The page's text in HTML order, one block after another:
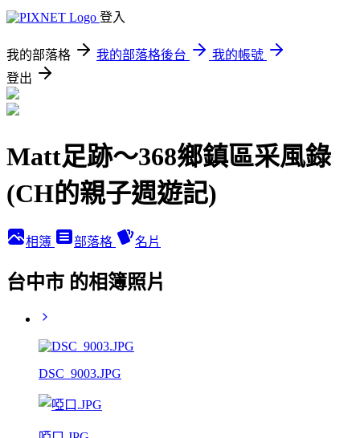
登入
我的部落格 我的部落格後台
我的帳號
登出
Matt足跡～368鄉鎮區采風錄
(CH的親子週遊記)
相簿 部落格 名片
台中市 的相簿照片
DSC_9003.JPG